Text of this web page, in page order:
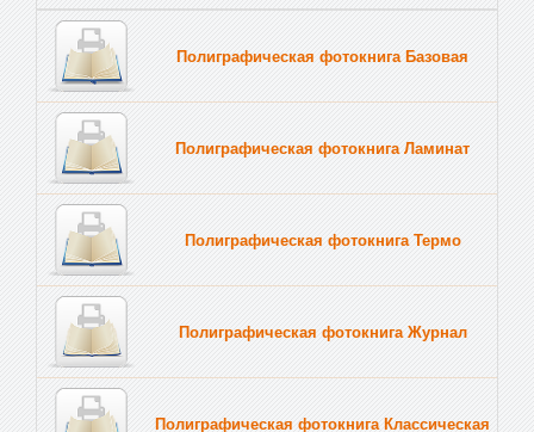
Полиграфическая фотокнига Базовая
Полиграфическая фотокнига Ламинат
Полиграфическая фотокнига Термо
Полиграфическая фотокнига Журнал
Полиграфическая фотокнига Классическая